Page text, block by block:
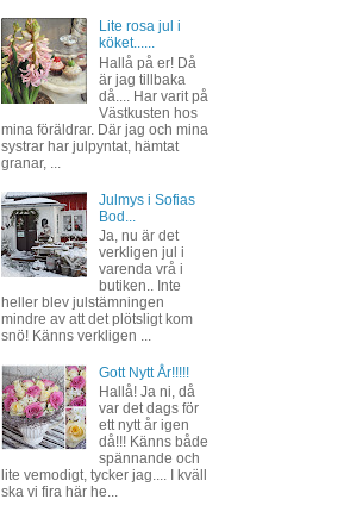
Lite rosa jul i
köket......
Hallå på er! Då
är jag tillbaka
då.... Har varit på
Västkusten hos
mina föräldrar. Där jag och mina
systrar har julpyntat, hämtat
granar, ...
Julmys i Sofias
Bod...
Ja, nu är det
verkligen jul i
varenda vrå i
butiken.. Inte
heller blev julstämningen
mindre av att det plötsligt kom
snö! Känns verkligen ...
Gott Nytt År!!!!!
Hallå! Ja ni, då
var det dags för
ett nytt år igen
då!!! Känns både
spännande och
lite vemodigt, tycker jag.... I kväll
ska vi fira här he...